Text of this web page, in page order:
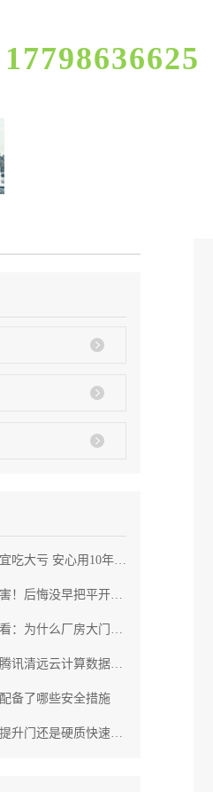
17798636625
亏 安心用10年需关注这三点
没早把平开门升级成提升门
房大门要选提升门而不是平开门？
云计算数据中心项目快速门
备了哪些安全措施
质快速门？跟着盛普莱门业一探究竟